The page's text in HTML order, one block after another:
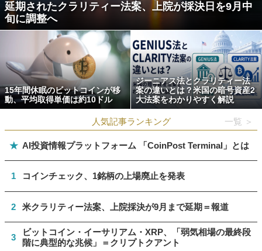
延期されたクラリティー法案、上院が採決日を9月中
旬に調整へ
15年間休眠のビットコインが移
動、平均取得単価は約10ドル
ジーニアス法とクラリティー法
案の違いとは？米国の暗号資産2
大法案をわかりやすく解説
人気記事ランキング 一覧 ＞
★ AI投資情報プラットフォーム 「CoinPost Terminal」とは
1 コインチェック、1銘柄の上場廃止を発表
2 米クラリティー法案、上院採決が9月まで延期＝報道
3
ビットコイン・イーサリアム・XRP、「弱気相場の最終段
階に典型的な兆候」＝クリプトクアント